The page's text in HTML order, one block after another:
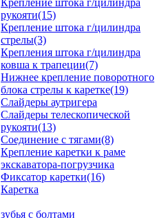
Крепление штока г/цилиндра
рукояти(15)
Крепление штока г/цилиндра
стрелы(3)
Крепления штока г/цилиндра
ковша к трапеции(7)
Нижнее крепление поворотного
блока стрелы к каретке(19)
Слайдеры аутригера
Слайдеры телескопической
рукояти(13)
Соединение с тягами(8)
Крепление каретки к раме
экскаватора-погрузчика
Фиксатор каретки(16)
Каретка
зубья с болтами